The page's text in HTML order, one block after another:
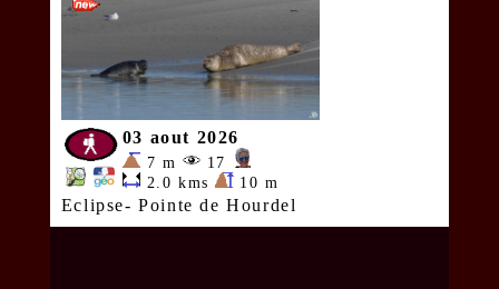
03 aout 2026
7 m
17
2.0 kms
10 m
Eclipse- Pointe de Hourdel